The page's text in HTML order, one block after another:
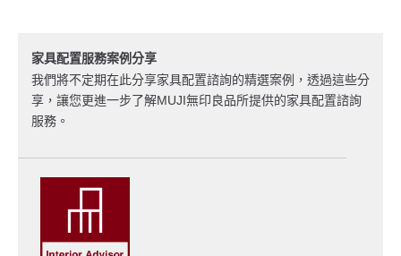
家具配置服務案例分享
我們將不定期在此分享家具配置諮詢的精選案例，透過這些分
享，讓您更進一步了解MUJI無印良品所提供的家具配置諮詢
服務。